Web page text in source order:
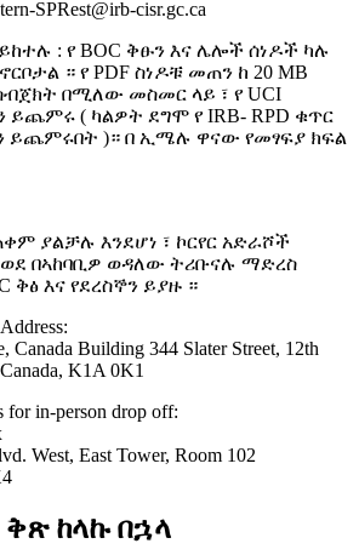
SPRest@irb-cisr.gc.ca
: የ BOC ቅፁን እና ሌሎች ሰነዶች ካሉ
። የ PDF ስነዶቹ መጠን ከ 20 MB
በሚለው መስመር ላይ ፣ የ UCI
ይጨምሩ ( ካልዎት ደግሞ የ IRB- RPD ቁጥር
ይጨምሩበት )። በ ኢሜሉ ዋናው የመፃፍያ ክፍል
ያልቻሉ እንደሆነ ፣ ኮርየር አድራሾች
በኣከባቢዎ ወዳለው ትሪቡናሉ ማድረስ
ቅፅ እና የደረስኞን ይያዙ ።
Canada Building 344 Slater Street, 12th
K1A 0K1
in-person drop off:
West, East Tower, Room 102
ቅጽ ከላኩ በኋላ